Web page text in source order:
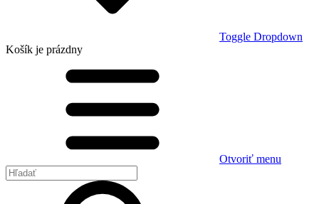
Toggle Dropdown
Košík je prázdny
Otvoriť menu